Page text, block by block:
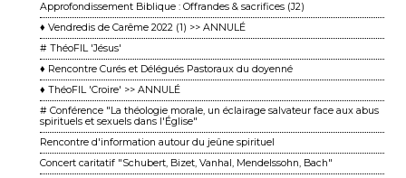
Approfondissement Biblique : Offrandes & sacrifices (J2)
♦ Vendredis de Carême 2022 (1) >> ANNULÉ
# ThéoFIL 'Jésus'
♦ Rencontre Curés et Délégués Pastoraux du doyenné
♦ ThéoFIL 'Croire' >> ANNULÉ
# Conférence "La théologie morale, un éclairage salvateur face aux abus
spirituels et sexuels dans l'Église"
Rencontre d'information autour du jeûne spirituel
Concert caritatif "Schubert, Bizet, Vanhal, Mendelssohn, Bach"